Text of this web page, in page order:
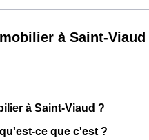
à Saint-Viaud
à Saint-Viaud ?
ce que c'est ?